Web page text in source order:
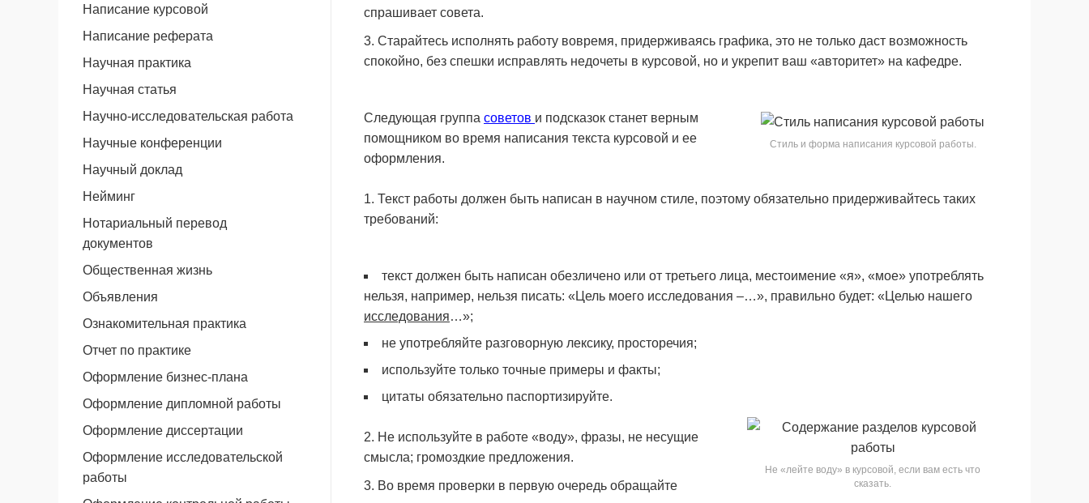
спрашивает совета.
Старайтесь исполнять работу вовремя, придерживаясь графика, это не только даст возможность
спокойно, без спешки исправлять недочеты в курсовой, но и укрепит ваш «авторитет» на кафедре.
Стиль и форма написания курсовой работы.
Следующая группа советов и подсказок станет верным
помощником во время написания текста курсовой и ее
оформления.
Текст работы должен быть написан в научном стиле, поэтому обязательно придерживайтесь таких
требований:
текст должен быть написан обезличено или от третьего лица, местоимение «я», «мое» употреблять
нельзя, например, нельзя писать: «Цель моего исследования –…», правильно будет: «Целью нашего
исследования…»;
не употребляйте разговорную лексику, просторечия;
используйте только точные примеры и факты;
цитаты обязательно паспортизируйте.
Не «лейте воду» в курсовой, если вам есть что
сказать.
Не используйте в работе «воду», фразы, не несущие
смысла; громоздкие предложения.
Во время проверки в первую очередь обращайте
Написание курсовой
Написание реферата
Научная практика
Научная статья
Научно-исследовательская работа
Научные конференции
Научный доклад
Нейминг
Нотариальный перевод
документов
Общественная жизнь
Объявления
Ознакомительная практика
Отчет по практике
Оформление бизнес-плана
Оформление дипломной работы
Оформление диссертации
Оформление исследовательской
работы